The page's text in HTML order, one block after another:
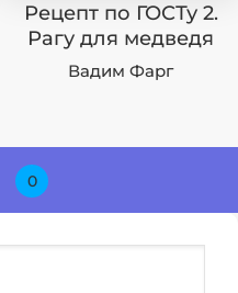
Рецепт по ГОСТу 2.
Рагу для медведя
Вадим Фарг
0